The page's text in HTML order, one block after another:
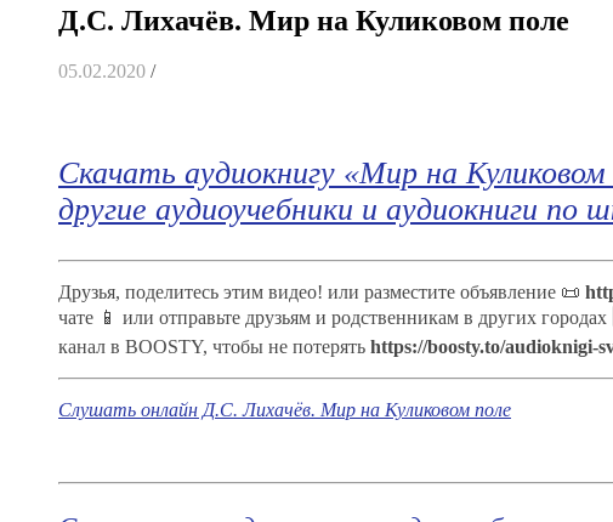
Д.С. Лихачёв. Мир на Куликовом поле
05.02.2020 /
Скачать аудиокнигу «Мир на
другие аудиоучебники и аудиокниги по
Друзья, поделитесь этим видео! или разместите объявление 📜
чате 📱 или отправьте друзьям и родственникам в других
канал в BOOSTY, чтобы не потерять https://boosty.to/audioknigi-
Слушать онлайн Д.С. Лихачёв. Мир на Куликовом поле